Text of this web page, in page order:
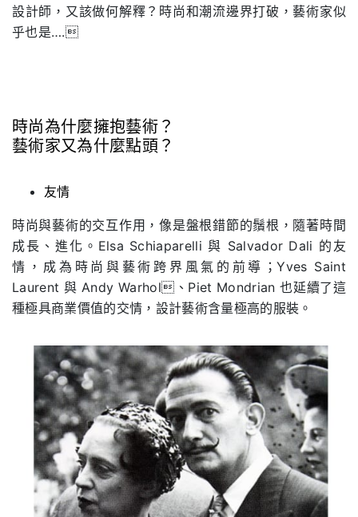
設計師，又該做何解釋？時尚和潮流邊界打破，藝術家似
乎也是….
時尚為什麼擁抱藝術？
藝術家又為什麼點頭？
友情
時尚與藝術的交互作用，像是盤根錯節的鬚根，隨著時間
成長、進化。Elsa Schiaparelli 與 Salvador Dali 的友
情，成為時尚與藝術跨界風氣的前導；Yves Saint
Laurent 與 Andy Warhol、Piet Mondrian 也延續了這
種極具商業價值的交情，設計藝術含量極高的服裝。